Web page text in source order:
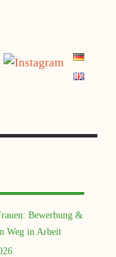
Bewerbung &
Weg in Arbeit